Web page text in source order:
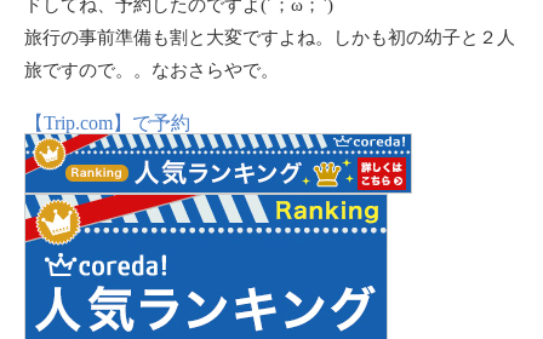
旅行の事前準備も割と大変ですよね。しかも初の幼子と２人
旅ですので。。なおさらやで。
【Trip.com】で予約